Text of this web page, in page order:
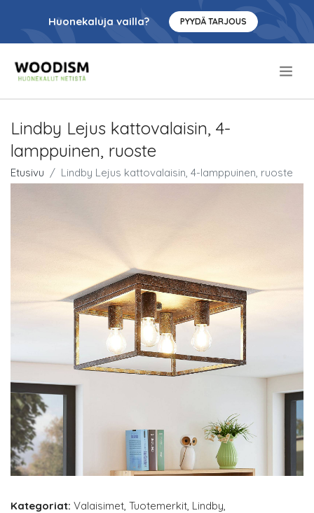
Huonekaluja vailla? PYYDÄ TARJOUS
Lindby Lejus kattovalaisin, 4-
lamppuinen, ruoste
Etusivu Lindby Lejus kattovalaisin, 4-lamppuinen, ruoste
Kategoriat: Valaisimet, Tuotemerkit, Lindby,